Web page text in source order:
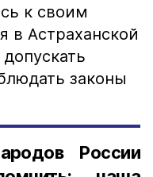
к своим
в Астраханской
законы
России